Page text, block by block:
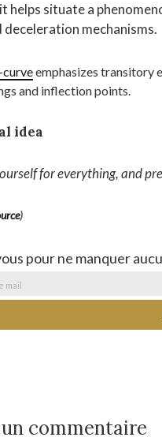
helps situate a
mechanisms.
curveemphasizes transitory
and inflection points.
idea
for everything, and
)
pour ne manquer
commentaire